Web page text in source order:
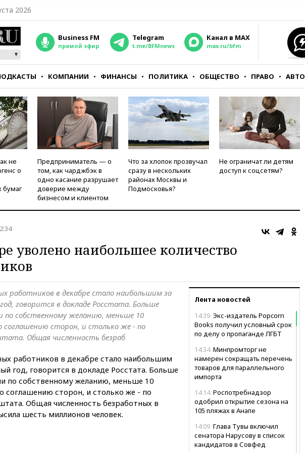
2026
Business FM
прямой эфир
Telegram
t.me/BFMnews
Канал в MAX
max.ru/bfm
КОМПАНИИ ФИНАНСЫ ПОЛИТИКА ОБЩЕСТВО ПРАВО АВТО
не
о
бумаг
Предприниматель — о
том, как чарджбэк в
одно касание разрушает
доверие между
бизнесом и клиентом
Что за хлопок прозвучал
сразу в нескольких
районах Москвы и
Подмосковья?
Не ограничат ли детям
доступ к соцсетям?
уволено наибольшее количество
Лента новостей
14:39 Экс-издатель Popcorn
Books получил условный срок
по делу о пропаганде ЛГБТ
14:34 Минпромторг не
намерен сокращать перечень
товаров для параллельного
импорта
14:14 Роспотребнадзор
одобрил открытие сезона на
105 пляжах в Анапе
14:09 Глава Тувы включил
сенатора Нарусову в список
кандидатов в Совфед
работников в декабре стало наибольшим за
говорится в докладе Росстата. Больше
по собственному желанию, меньше 10
соглашению сторон, и столько же - по
Общая численность безраб
работников в декабре стало наибольшим
год, говорится в докладе Росстата. Больше
по собственному желанию, меньше 10
соглашению сторон, и столько же - по
Общая численность безработных в
шесть миллионов человек.